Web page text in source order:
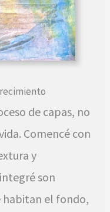
de capas, no
Comencé con
y
son
habitan el fondo,